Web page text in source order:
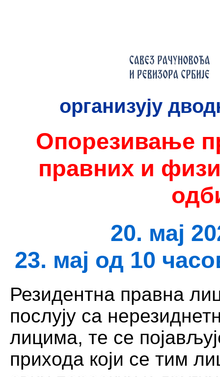
организују
Опорезивање
правних и
20. мај
23. мај од 10
Резидентна правна
послују са
лицима, те се
прихода који се тим